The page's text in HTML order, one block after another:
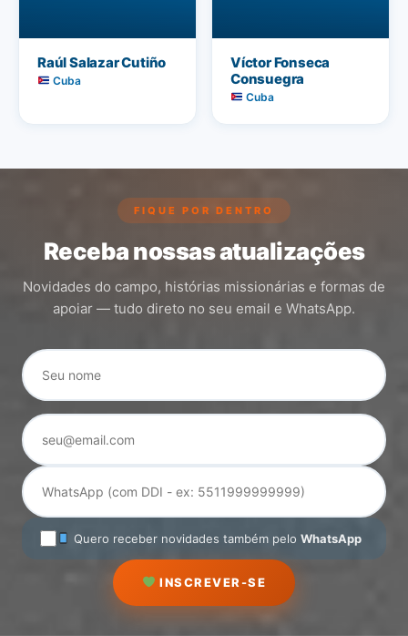
Raúl Salazar Cutiño
Cuba
Víctor Fonseca
Consuegra
Cuba
FIQUE POR DENTRO
Receba nossas atualizações
Novidades do campo, histórias missionárias e formas de
apoiar — tudo direto no seu email e WhatsApp.
Quero receber novidades também pelo WhatsApp
INSCREVER-SE